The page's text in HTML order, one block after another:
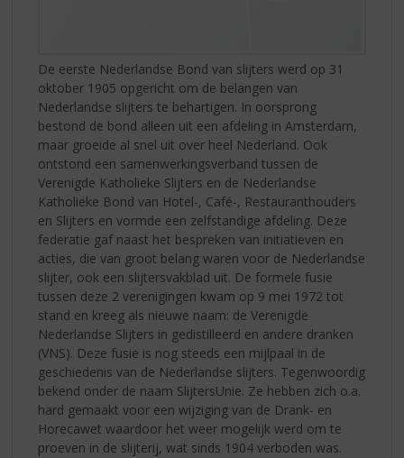
De eerste Nederlandse Bond van slijters werd op 31
oktober 1905 opgericht om de belangen van
Nederlandse slijters te behartigen. In oorsprong
bestond de bond alleen uit een afdeling in Amsterdam,
maar groeide al snel uit over heel Nederland. Ook
ontstond een samenwerkingsverband tussen de
Verenigde Katholieke Slijters en de Nederlandse
Katholieke Bond van Hotel-, Café-, Restauranthouders
en Slijters en vormde een zelfstandige afdeling. Deze
federatie gaf naast het bespreken van initiatieven en
acties, die van groot belang waren voor de Nederlandse
slijter, ook een slijtersvakblad uit. De formele fusie
tussen deze 2 verenigingen kwam op 9 mei 1972 tot
stand en kreeg als nieuwe naam: de Verenigde
Nederlandse Slijters in gedistilleerd en andere dranken
(VNS). Deze fusie is nog steeds een mijlpaal in de
geschiedenis van de Nederlandse slijters. Tegenwoordig
bekend onder de naam SlijtersUnie. Ze hebben zich o.a.
hard gemaakt voor een wijziging van de Drank- en
Horecawet waardoor het weer mogelijk werd om te
proeven in de slijterij, wat sinds 1904 verboden was.